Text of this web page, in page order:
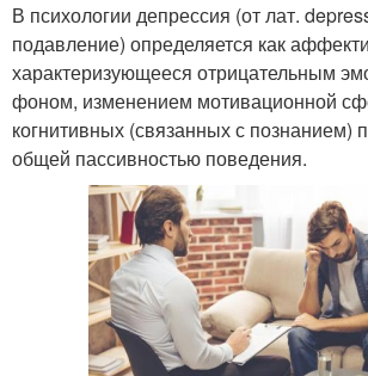
В психологии депрессия (от лат.
подавление) определяется как
характеризующееся отрицательным
фоном, изменением мотивационной
когнитивных (связанных с познанием)
общей пассивностью поведения.